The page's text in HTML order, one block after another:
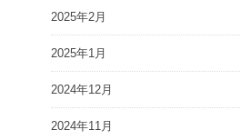
2025年2月
2025年1月
2024年12月
2024年11月